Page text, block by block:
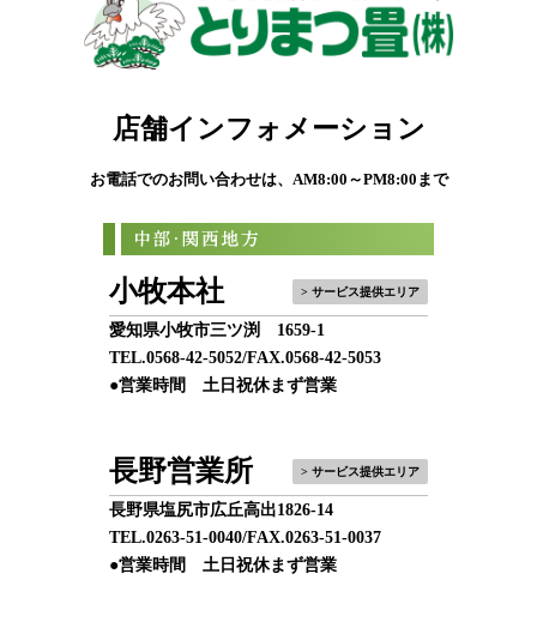
店舗インフォメーション
お電話でのお問い合わせは、AM8:00～PM8:00まで
小牧本社 > サービス提供エリア
愛知県小牧市三ツ渕 1659-1
TEL.0568-42-5052/FAX.0568-42-5053
●営業時間 土日祝休まず営業
長野営業所 > サービス提供エリア
長野県塩尻市広丘高出1826-14
TEL.0263-51-0040/FAX.0263-51-0037
●営業時間 土日祝休まず営業